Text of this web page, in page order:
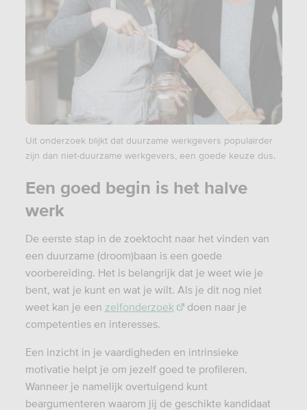
Uit onderzoek blijkt dat duurzame werkgevers populairder
zijn dan niet-duurzame werkgevers, een goede keuze dus.
Een goed begin is het halve
werk
De eerste stap in de zoektocht naar het vinden van
een duurzame (droom)baan is een goede
voorbereiding. Het is belangrijk dat je weet wie je
bent, wat je kunt en wat je wilt. Als je dit nog niet
weet kan je een zelfonderzoek
doen naar je
competenties en interesses.
Een inzicht in je vaardigheden en intrinsieke
motivatie helpt je om jezelf goed te profileren.
Wanneer je namelijk overtuigend kunt
beargumenteren waarom jij de geschikte kandidaat